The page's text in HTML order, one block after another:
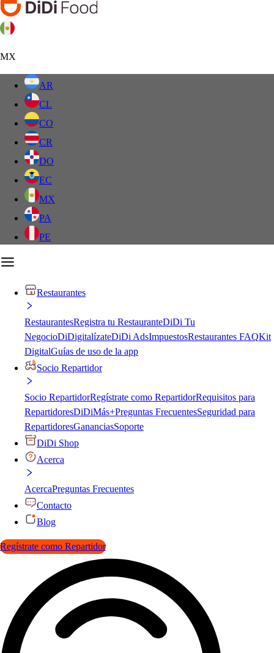
MX
AR
CL
CO
CR
DO
EC
MX
PA
PE
Restaurantes
RestaurantesRegistra tu RestauranteDiDi Tu
NegocioDiDigitalízateDiDi AdsImpuestosRestaurantes FAQKit
DigitalGuías de uso de la app
Socio Repartidor
Socio RepartidorRegístrate como RepartidorRequisitos para
RepartidoresDiDiMás+Preguntas FrecuentesSeguridad para
RepartidoresGananciasSoporte
DiDi Shop
Acerca
AcercaPreguntas Frecuentes
Contacto
Blog
Regístrate como Repartidor